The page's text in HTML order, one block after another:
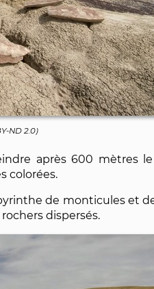
ND 2.0)
après 600 mètres
colorées.
de monticules et
dispersés.